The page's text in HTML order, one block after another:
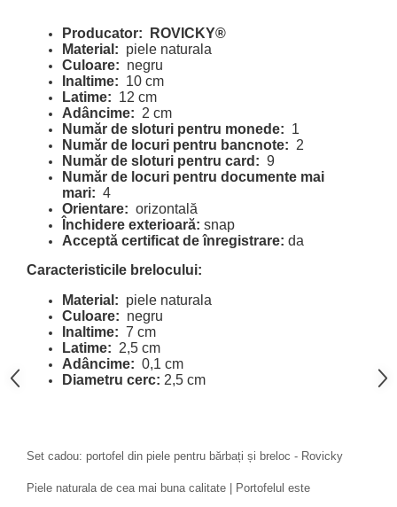
Producator:
ROVICKY®
Material: piele naturala
Culoare: negru
Inaltime: 10 cm
Latime: 12 cm
Adâncime: 2 cm
Număr de sloturi pentru monede: 1
Număr de locuri pentru bancnote: 2
Număr de sloturi pentru card: 9
Număr de locuri pentru documente mai
mari: 4
Orientare: orizontală
Închidere exterioară: snap
Acceptă certificat de înregistrare: da
Caracteristicile brelocului:
Material: piele naturala
Culoare: negru
Inaltime: 7 cm
Latime: 2,5 cm
Adâncime: 0,1 cm
Diametru cerc: 2,5 cm
Set cadou: portofel din piele pentru bărbați și breloc - Rovicky
Piele naturala de cea mai buna calitate | Portofelul este